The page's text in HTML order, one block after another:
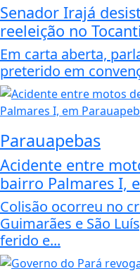
Senador Irajá
reeleição no
Em carta aberta,
preterido em
Parauapebas
Acidente entre
bairro Palmares I,
Colisão ocorreu no
Guimarães e São
ferido e...